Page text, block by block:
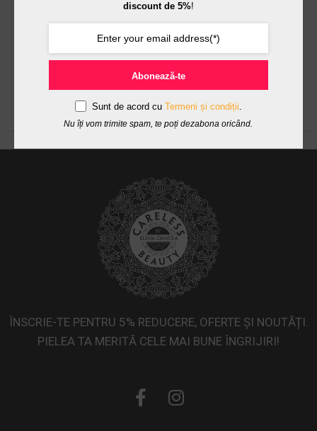
ÎNSCRIE-TE PENTRU 5% REDUCERE, OFERTE ȘI NOUTĂȚI.
PIELEA TA MERITĂ CELE MAI BUNE ÎNGRIJIRI!
discount de 5%!
Abonează-te
Sunt de acord cu Termeni și condiții.
Nu îți vom trimite spam, te poți dezabona oricând.